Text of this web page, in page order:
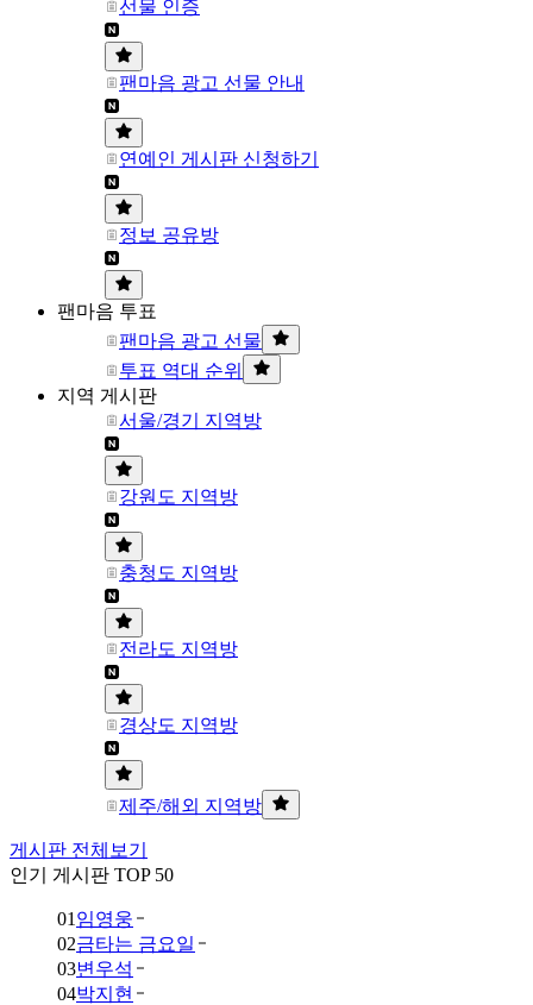
선물 인증
팬마음 광고 선물 안내
연예인 게시판 신청하기
정보 공유방
팬마음 투표
팬마음 광고 선물
투표 역대 순위
지역 게시판
서울/경기 지역방
강원도 지역방
충청도 지역방
전라도 지역방
경상도 지역방
제주/해외 지역방
게시판 전체보기
인기 게시판 TOP 50
01 임영웅
02금타는 금요일
03변우석
04박지현